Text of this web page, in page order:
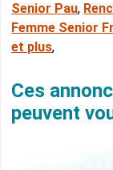
Senior Pau,
Femme Senior
et plus,
Ces
peuvent